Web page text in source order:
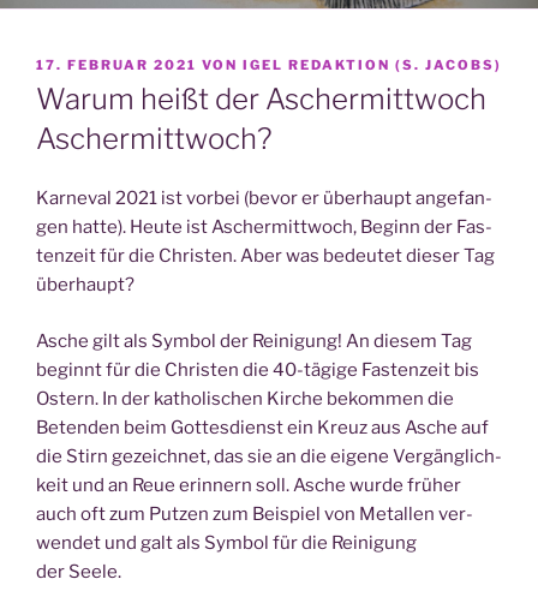
VERÖFFENTLICHT
AM
17. FEBRUAR 2021 VON IGEL REDAKTION (S. JACOBS)
Warum heißt der Aschermittwoch
Aschermittwoch?
Kar­ne­val 2021 ist vor­bei (bevor er über­haupt ange­fan­
gen hat­te). Heu­te ist Ascher­mitt­woch, Beginn der Fas­
ten­zeit für die Chris­ten. Aber was bedeu­tet die­ser Tag
überhaupt?
Asche gilt als Sym­bol der Rei­ni­gung! An die­sem Tag
beginnt für die Chris­ten die 40-tägi­ge Fas­ten­zeit bis
Ostern. In der katho­li­schen Kir­che bekom­men die
Beten­den beim Got­tes­dienst ein Kreuz aus Asche auf
die Stirn gezeich­net, das sie an die eige­ne Ver­gäng­lich­
keit und an Reue erin­nern soll. Asche wur­de frü­her
auch oft zum Put­zen zum Bei­spiel von Metal­len ver­
wen­det und galt als Sym­bol für die Rei­ni­gung
der Seele.